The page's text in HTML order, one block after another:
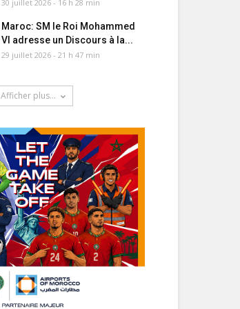
30 juillet 2026 - 16 h 28 min
Maroc: SM le Roi Mohammed
VI adresse un Discours à la...
29 juillet 2026 - 21 h 47 min
Afficher plus...